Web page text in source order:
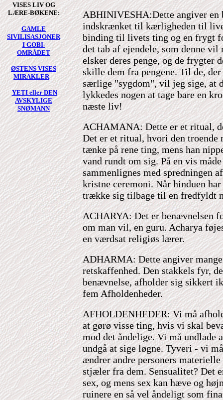
VISES LIV OG
LÆRE-BØKENE:
GAMLE
SIVILISASJONER
I GOBI-
OMRÅDET
ØSTENS VISES
MIRAKLER
YETI eller DEN
AVSKYLIGE
SNØMANN
ABHINIVESHA:Dette angiver en
indskrænket til kærligheden til
binding til livets ting og en frygt
det tab af ejendele, som denne vil
elsker deres penge, og de frygter
skille dem fra pengene. Til de,
særlige "sygdom", vil jeg sige, at
lykkedes nogen at tage bare en
næste liv!
ACHAMANA: Dette er et ritual,
Det er et ritual, hvori den troende
tænke på rene ting, mens han
vand rundt om sig. På en vis
sammenlignes med spredningen
kristne ceremoni. Når hinduen
trække sig tilbage til en fredfyldt
ACHARYA: Det er benævnelsen
om man vil, en guru. Acharya
en værdsat religiøs lærer.
ADHARMA: Dette angiver
retskaffenhed. Den stakkels fyr,
benævnelse, afholder sig sikkert
fem Afholdenheder.
AFHOLDENHEDER: Vi må
at gørø visse ting, hvis vi skal
mod det åndelige. Vi må undlade
undgå at sige løgne. Tyveri - vi
ændrer andre personers materielle
stjæler fra dem. Sensualitet? Det
sex, og mens sex kan hæve og
ruinere en så vel åndeligt som